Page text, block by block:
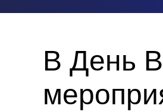
В День